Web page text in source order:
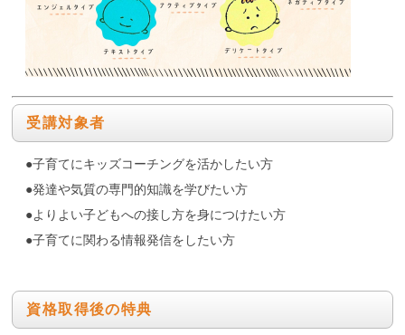
受講対象者
●子育てにキッズコーチングを活かしたい方
●発達や気質の専門的知識を学びたい方
●よりよい子どもへの接し方を身につけたい方
●子育てに関わる情報発信をしたい方
資格取得後の特典